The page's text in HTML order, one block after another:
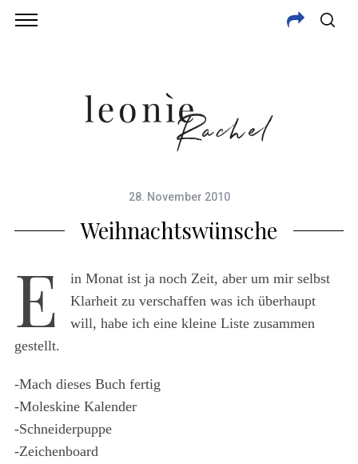
28. November 2010
Weihnachtswünsche
E
in Monat ist ja noch Zeit, aber um mir selbst
Klarheit zu verschaffen was ich überhaupt
will, habe ich eine kleine Liste zusammen
gestellt.
-Mach dieses Buch fertig
-Moleskine Kalender
-Schneiderpuppe
-Zeichenboard